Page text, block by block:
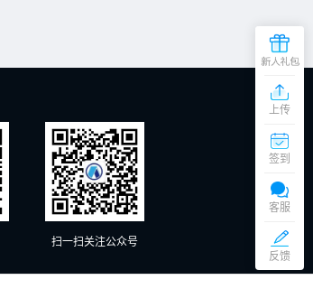
扫一扫关注公众号
上传
签到
客服
在
线
客
服
周
至
周
六
反馈